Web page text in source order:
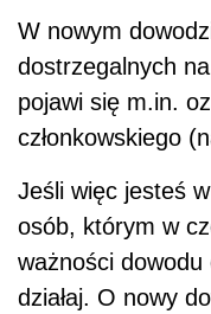
W nowym
dostrzegalnych
pojawi się m.in.
członkowskiego
Jeśli więc jesteś
osób, którym w
ważności
działaj. O nowy